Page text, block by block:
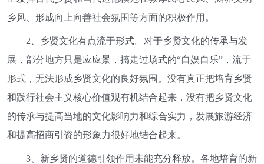
乡风、形成向上向善社会氛围等方面的积极作用。
2、乡贤文化有点流于形式。对于乡贤文化的传承与发
展，部分地方只是应应景，搞走过场式的“自娱自乐”，流于
形式，无法形成乡贤文化的良好氛围。没有真正把培育乡贤
和践行社会主义核心价值观有机结合起来，没有把乡贤文化
的传承与提高当地的文化影响力和综合实力，发展旅游经济
和提高招商引资的形象力很好地结合起来。
3、新乡贤的道德引领作用未能充分释放。各地培育的新